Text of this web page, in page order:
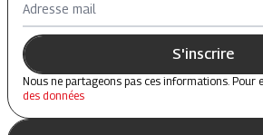
Adresse mail
S'inscrire
Nous ne partageons pas ces informations. Pour
des données